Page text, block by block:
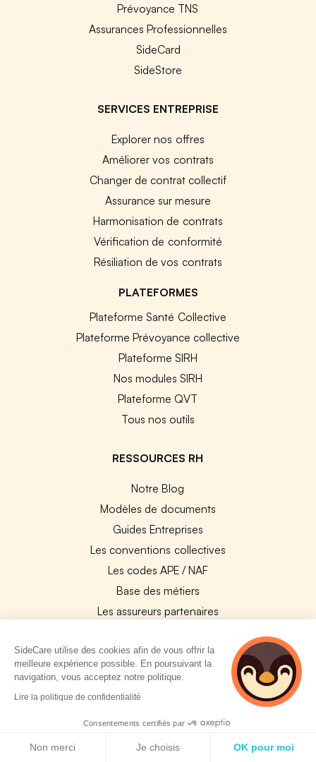
Prévoyance TNS
Assurances Professionnelles
SideCard
SideStore
SERVICES ENTREPRISE
Explorer nos offres
Améliorer vos contrats
Changer de contrat collectif
Assurance sur mesure
Harmonisation de contrats
Vérification de conformité
Résiliation de vos contrats
PLATEFORMES
Plateforme Santé Collective
Plateforme Prévoyance collective
Plateforme SIRH
Nos modules SIRH
Plateforme QVT
Tous nos outils
RESSOURCES RH
Notre Blog
Modèles de documents
Guides Entreprises
Les conventions collectives
Les codes APE / NAF
Base des métiers
Les assureurs partenaires
Bureaux CPAM
Les codes CCAM
Les OPCO
Boîte à outils santé
SideCare utilise des cookies afin de vous offrir la
meilleure expérience possible. En poursuivant la
navigation, vous acceptez notre politique.
Lire la politique de confidentialité
Consentements certifiés par
Non merci Je choisis OK pour moi
3 personnes
consultent
actuellement cette